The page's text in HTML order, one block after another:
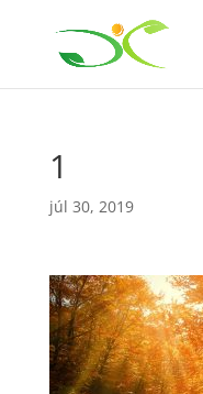
1
júl 30, 2019